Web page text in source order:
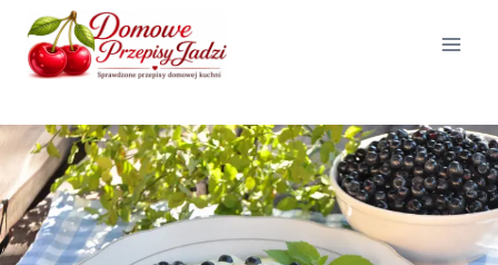
Przejdź
treści